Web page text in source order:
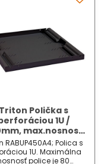
Triton Polička s
1U /
max.nosnost
80kg
RABUP450A4; Polica s
1U. Maximálna
police je 80